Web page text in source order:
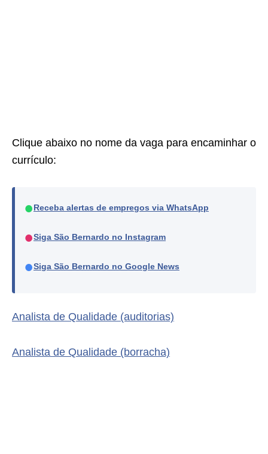
Clique abaixo no nome da vaga para encaminhar o
currículo:
● Receba alertas de empregos via WhatsApp
●Siga São Bernardo no Instagram
●Siga São Bernardo no Google News
Analista de Qualidade (auditorias)
Analista de Qualidade (borracha)